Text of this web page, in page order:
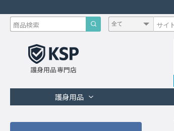
護身用品専門店
護身用品